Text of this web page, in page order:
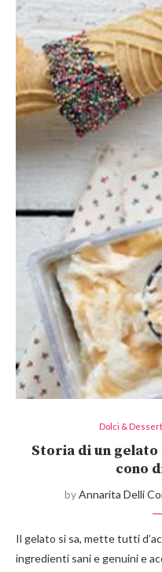
Dolci & Dessert
Storia di un
cono
byAnnarita Delli
Il gelato si sa, mette tutti
ingredienti sani e genuini e